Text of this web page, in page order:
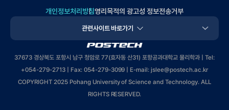
개인정보처리방침영리목적의 광고성 정보전송거부
관련사이트 바로가기
37673 경상북도 포항시 남구 청암로 77(효자동 산31) 포항공과대학교 물리학과 | Tel:
+054-279-2713| Fax: 054-279-3099 | E-mail: jslee@postech.ac.kr
COPYRIGHT 2025 Pohang University of Science and Technology. ALL
RIGHTS RESERVED.